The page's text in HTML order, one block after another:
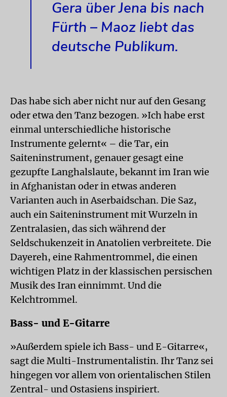
Gera über Jena bis nach
Fürth – Maoz liebt das
deutsche Publikum.
Das habe sich aber nicht nur auf den Gesang
oder etwa den Tanz bezogen. »Ich habe erst
einmal unterschiedliche historische
Instrumente gelernt« – die Tar, ein
Saiteninstrument, genauer gesagt eine
gezupfte Langhalslaute, bekannt im Iran wie
in Afghanistan oder in etwas anderen
Varianten auch in Aserbaidschan. Die Saz,
auch ein Saiteninstrument mit Wurzeln in
Zentralasien, das sich während der
Seldschukenzeit in Anatolien verbreitete. Die
Dayereh, eine Rahmentrommel, die einen
wichtigen Platz in der klassischen persischen
Musik des Iran einnimmt. Und die
Kelchtrommel.
Bass- und E-Gitarre
»Außerdem spiele ich Bass- und E-Gitarre«,
sagt die Multi-Instrumentalistin. Ihr Tanz sei
hingegen vor allem von orien­talischen Stilen
Zentral- und Ostasiens inspiriert.